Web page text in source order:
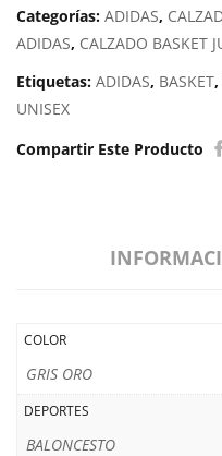
Categorías: ADIDAS,
ADIDAS, CALZADO BASKET
Etiquetas: ADIDAS, BASKET,
UNISEX
Compartir Este Producto
COLOR
GRIS ORO
DEPORTES
BALONCESTO